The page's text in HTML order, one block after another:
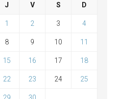
J V S D
1 2 3 4
8 9 10 11
15 16 17 18
22 23 24 25
29 30